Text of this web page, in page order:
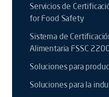
Servicios de
for Food Safety
Sistema de
Alimentaria FSSC
Soluciones para
Soluciones para la